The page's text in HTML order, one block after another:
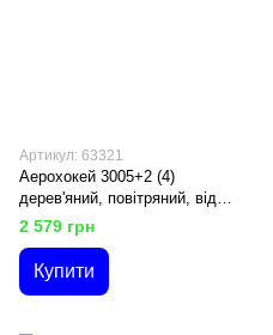
Артикул: 63321
Аерохокей 3005+2 (4)
дерев'яний, повітряний, від
мережі 220V, на ніжках, в кор-
2 579 грн
Купити